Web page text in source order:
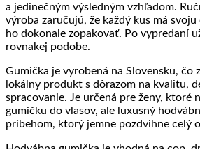
a jedinečným výsledným vzhľadom.
výroba zaručujú, že každý kus má
ho dokonale zopakovať. Po vypredaní
rovnakej podobe.
Gumička je vyrobená na Slovensku, čo
lokálny produkt s dôrazom na kvalitu,
spracovanie. Je určená pre ženy, ktoré
gumičku do vlasov, ale luxusný
príbehom, ktorý jemne pozdvihne celý